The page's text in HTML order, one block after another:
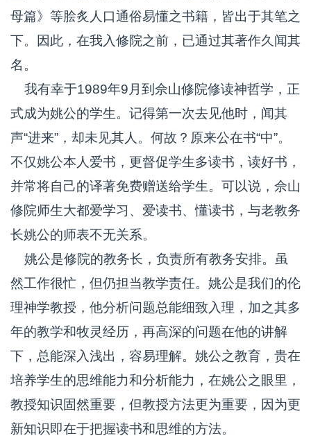
母篇》等脍炙人口通俗易懂之书籍，皆出于其笔之
下。因此，在我入修院之前，已通过其著作久闻其
名。
我有幸于1989年9月到佘山修院修读神哲学，正
式成为姚公的学生。记得第一次去见他时，闻其
声“进来”，却未见其人。何故？原来公在书“中”。
不仅姚公本人爱书，更督促学生多读书，读好书，
并常将自己的译著免费赠送给学生。可以说，佘山
修院师生大都爱学习、爱读书、懂读书，与老教务
长姚公的师表不无关系。
姚公是修院的教务长，负责所有教务安排。虽
然工作很忙，但仍担当教学责任。姚公是我们的伦
理神学教授，他分析问题总能细致入理，加之其多
年的教学和牧灵经历，再高深的问题在他的讲解
下，总能深入浅出，容易理解。姚公之教育，贵在
培养学生的思维能力和分析能力，在姚公之眼里，
教授知识固然重要，但教授方法更为重要，因为更
新知识即在于把握读书和思维的方法。